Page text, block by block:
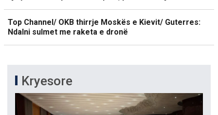
Top Channel/ OKB thirrje Moskës e Kievit/ Guterres:
Ndalni sulmet me raketa e dronë
Kryesore